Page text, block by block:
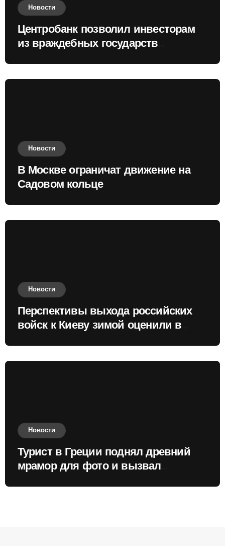
Новости
Центробанк позволил инвесторам
из враждебных государств
Новости
В Москве ограничат движение на
Садовом кольце
Новости
Перспективы выхода российских
войск к Киеву зимой оценили в
Новости
Турист в Греции поднял древний
мрамор для фото и вызвал